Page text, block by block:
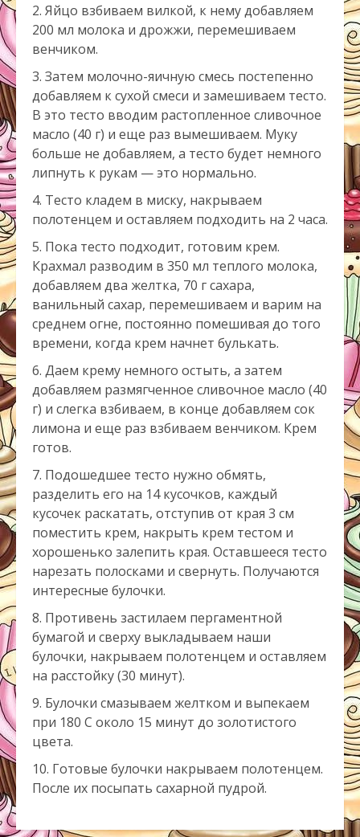
Яйцо взбиваем вилкой, к нему добавляем
200 мл молока и дрожжи, перемешиваем
венчиком.
Затем молочно-яичную смесь постепенно
добавляем к сухой смеси и замешиваем тесто.
В это тесто вводим растопленное сливочное
масло (40 г) и еще раз вымешиваем. Муку
больше не добавляем, а тесто будет немного
липнуть к рукам — это нормально.
Тесто кладем в миску, накрываем
полотенцем и оставляем подходить на 2 часа.
Пока тесто подходит, готовим крем.
Крахмал разводим в 350 мл теплого молока,
добавляем два желтка, 70 г сахара,
ванильный сахар, перемешиваем и варим на
среднем огне, постоянно помешивая до того
времени, когда крем начнет булькать.
Даем крему немного остыть, а затем
добавляем размягченное сливочное масло (40
г) и слегка взбиваем, в конце добавляем сок
лимона и еще раз взбиваем венчиком. Крем
готов.
Подошедшее тесто нужно обмять,
разделить его на 14 кусочков, каждый
кусочек раскатать, отступив от края 3 см
поместить крем, накрыть крем тестом и
хорошенько залепить края. Оставшееся тесто
нарезать полосками и свернуть. Получаются
интересные булочки.
Противень застилаем пергаментной
бумагой и сверху выкладываем наши
булочки, накрываем полотенцем и оставляем
на расстойку (30 минут).
Булочки смазываем желтком и выпекаем
при 180 С около 15 минут до золотистого
цвета.
Готовые булочки накрываем полотенцем.
После их посыпать сахарной пудрой.